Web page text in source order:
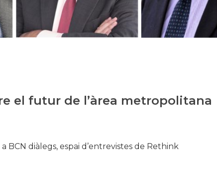
Història
Galeria de Presidents
el futur de l’àrea metropolitana
BCN diàlegs, espai d’entrevistes de Rethink